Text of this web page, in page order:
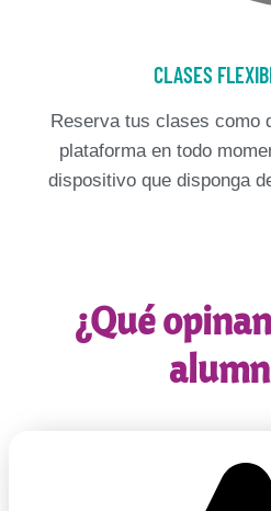
CLASES
Reserva tus clases como
plataforma en todo
dispositivo que disponga
¿Qué